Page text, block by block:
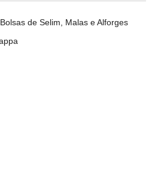
Bolsas de Selim
Malas e Alforges